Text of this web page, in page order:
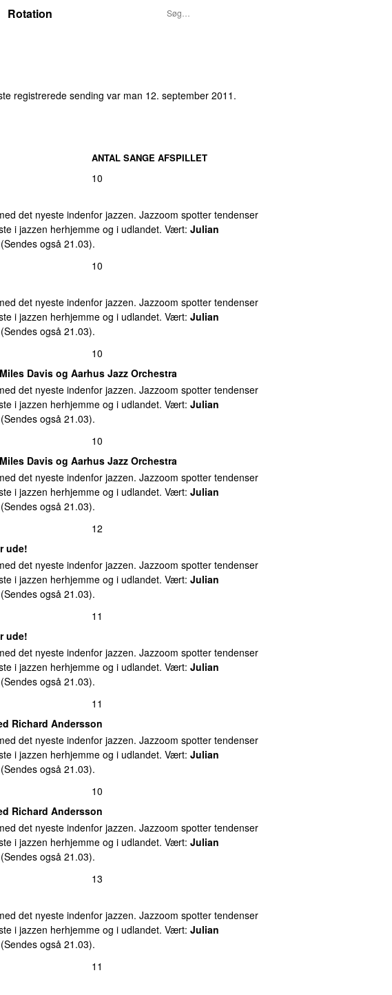
Rotation
registrerede sending var man 12. september 2011 .
ANTAL SANGE AFSPILLET
10
det nyeste indenfor jazzen. Jazzoom spotter tendenser
i jazzen herhjemme og i udlandet. Vært: Julian
også 21.03).
10
det nyeste indenfor jazzen. Jazzoom spotter tendenser
i jazzen herhjemme og i udlandet. Vært: Julian
også 21.03).
10
Miles Davis og Aarhus Jazz Orchestra
det nyeste indenfor jazzen. Jazzoom spotter tendenser
i jazzen herhjemme og i udlandet. Vært: Julian
også 21.03).
10
Miles Davis og Aarhus Jazz Orchestra
det nyeste indenfor jazzen. Jazzoom spotter tendenser
i jazzen herhjemme og i udlandet. Vært: Julian
også 21.03).
12
ude!
det nyeste indenfor jazzen. Jazzoom spotter tendenser
i jazzen herhjemme og i udlandet. Vært: Julian
også 21.03).
11
ude!
det nyeste indenfor jazzen. Jazzoom spotter tendenser
i jazzen herhjemme og i udlandet. Vært: Julian
også 21.03).
11
Richard Andersson
det nyeste indenfor jazzen. Jazzoom spotter tendenser
i jazzen herhjemme og i udlandet. Vært: Julian
også 21.03).
10
Richard Andersson
det nyeste indenfor jazzen. Jazzoom spotter tendenser
i jazzen herhjemme og i udlandet. Vært: Julian
også 21.03).
13
det nyeste indenfor jazzen. Jazzoom spotter tendenser
i jazzen herhjemme og i udlandet. Vært: Julian
også 21.03).
11